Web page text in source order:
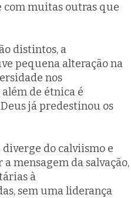
com muitas outras que
distintos, a
pequena alteração na
nos
além de étnica é
já predestinou os
diverge do calviismo e
mensagem da salvação,
à
sem uma liderança